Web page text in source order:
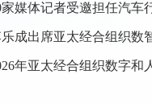
家媒体记者受邀担任汽车
成出席亚太经合组织数
年亚太经合组织数字和